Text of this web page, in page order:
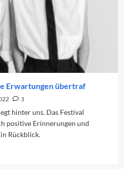
Erwartungen übertraf
3
hinter uns. Das Festival
positive Erinnerungen und
Rückblick.